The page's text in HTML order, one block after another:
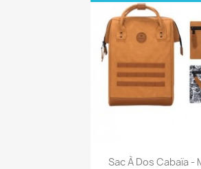
Aperçu
Sac À Dos Cabaïa -